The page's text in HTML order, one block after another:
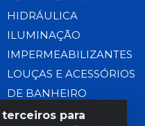
para
HIDRÁULICA
ILUMINAÇÃO
IMPERMEABILIZANTES
LOUÇAS E ACESSÓRIOS
DE BANHEIRO